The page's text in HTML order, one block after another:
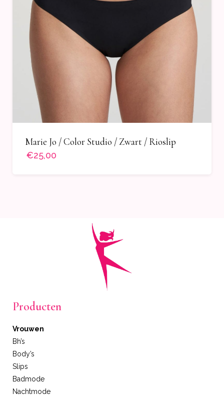
Marie Jo / Color Studio / Zwart / Rioslip
€25,00
Producten
Vrouwen
Bh’s
Body’s
Slips
Badmode
Nachtmode